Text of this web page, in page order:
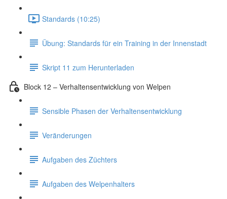
Standards (10:25)
Übung: Standards für ein Training in der Innenstadt
Skript 11 zum Herunterladen
Block 12 – Verhaltensentwicklung von Welpen
Sensible Phasen der Verhaltensentwicklung
Veränderungen
Aufgaben des Züchters
Aufgaben des Welpenhalters